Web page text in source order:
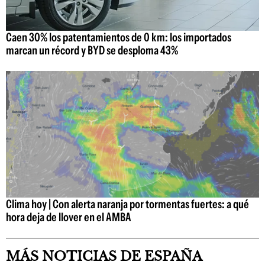
Caen 30% los patentamientos de 0 km: los importados
marcan un récord y BYD se desploma 43%
Clima hoy | Con alerta naranja por tormentas fuertes: a qué
hora deja de llover en el AMBA
MÁS NOTICIAS DE ESPAÑA